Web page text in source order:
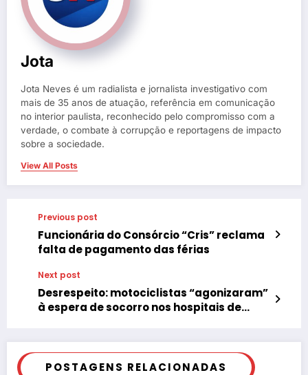
Jota
Jota Neves é um radialista e jornalista investigativo com
mais de 35 anos de atuação, referência em comunicação
no interior paulista, reconhecido pelo compromisso com a
verdade, o combate à corrupção e reportagens de impacto
sobre a sociedade.
View All Posts
Previous post
Funcionária do Consórcio “Cris” reclama
falta de pagamento das férias
Next post
Desrespeito: motociclistas “agonizaram”
à espera de socorro nos hospitais de
POSTAGENS RELACIONADAS